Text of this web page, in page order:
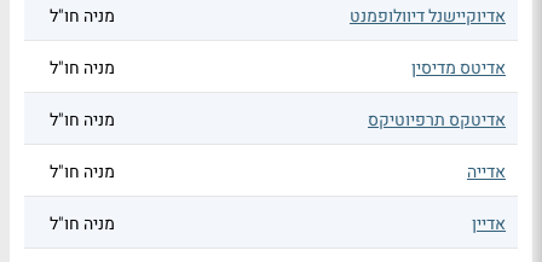
אדיוקיישנל דיוולופמנט מניה חו"ל
אדיטס מדיסין מניה חו"ל
אדיטקס תרפיוטיקס מניה חו"ל
אדייה מניה חו"ל
אדיין מניה חו"ל